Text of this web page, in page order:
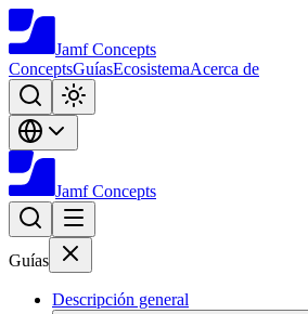
Jamf Concepts
ConceptsGuíasEcosistemaAcerca de
Jamf Concepts
Guías
Descripción general